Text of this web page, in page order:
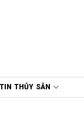
THỦY SẢN